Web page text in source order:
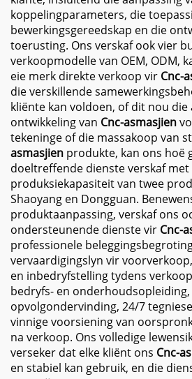
koppelingparameters, die
bewerkingsgereedskap en die
toerusting. Ons verskaf ook vier
verkoopmodelle van OEM, ODM,
eie merk direkte verkoop vir Cnc-
die verskillende
kliënte kan voldoen, of dit nou die
ontwikkeling van Cnc-asmasjien
tekeninge of die massakoop van
asmasjien produkte, kan ons hoë
doeltreffende dienste verskaf
produksiekapasiteit van twee
Shaoyang en Dongguan.
produktaanpassing, verskaf ons
ondersteunende dienste vir Cnc-
professionele
vervaardigingslyn vir
en inbedryfstelling tydens
bedryfs- en
opvolgondervinding, 24/7
vinnige voorsiening van
na verkoop. Ons volledige
verseker dat elke kliënt ons Cnc-
en stabiel kan gebruik, en die